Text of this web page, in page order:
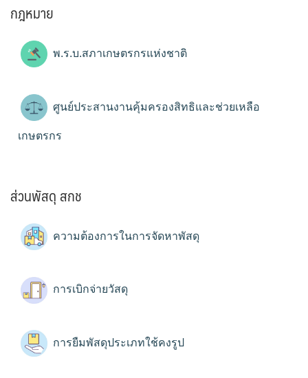
กฎหมาย
พ.ร.บ.สภาเกษตรกรแห่งชาติ
ศูนย์ประสานงานคุ้มครองสิทธิและช่วยเหลือ
เกษตรกร
ส่วนพัสดุ สกช
ความต้องการในการจัดหาพัสดุ
การเบิกจ่ายวัสดุ
การยืมพัสดุประเภทใช้คงรูป